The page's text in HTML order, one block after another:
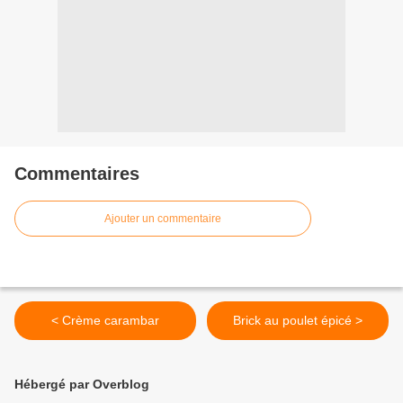
Commentaires
Ajouter un commentaire
< Crème carambar Brick au poulet épicé >
Hébergé par Overblog